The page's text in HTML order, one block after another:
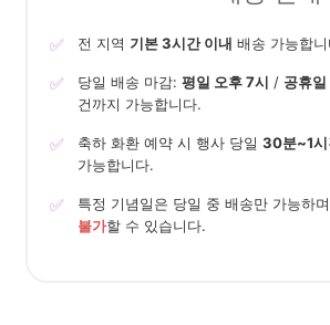
✅ 전 지역 기본 3시간 이내 배송 가능합
✅ 당일 배송 마감: 평일 오후 7시 / 공휴
건까지 가능합니다.
✅ 축하 화환 예약 시 행사 당일 30분~1시
가능합니다.
✅ 특정 기념일은 당일 중 배송만 가능하
불가할 수 있습니다.